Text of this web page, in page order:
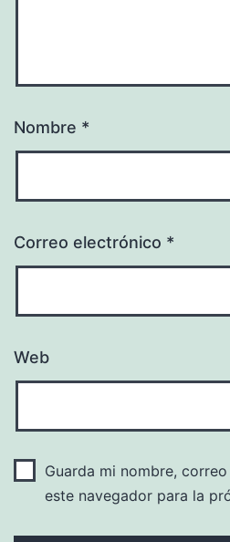
Nombre *
Correo electrónico *
Web
Guarda mi nombre,
este navegador para la